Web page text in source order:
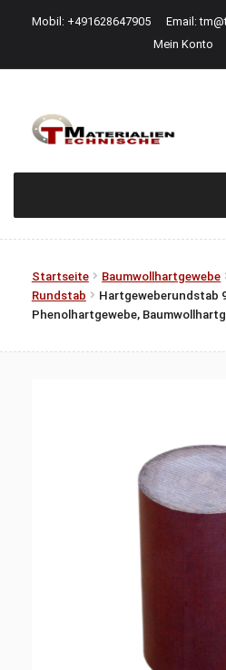
Mobil: +491628647905 Email:
Mein Konto
Zur
Navigation
Zum
Inhalt
Startseite Baumwollhartgewebe
Rundstab
Hartgeweberundstab
Phenolhartgewebe,